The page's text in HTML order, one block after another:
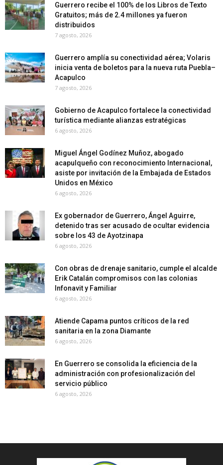
Guerrero recibe el 100% de los Libros de Texto
Gratuitos; más de 2.4 millones ya fueron
distribuidos
7 agosto, 2026
Guerrero amplía su conectividad aérea; Volaris
inicia venta de boletos para la nueva ruta Puebla–
Acapulco
7 agosto, 2026
Gobierno de Acapulco fortalece la conectividad
turística mediante alianzas estratégicas
6 agosto, 2026
Miguel Ángel Godínez Muñoz, abogado
acapulqueño con reconocimiento Internacional,
asiste por invitación de la Embajada de Estados
Unidos en México
6 agosto, 2026
Ex gobernador de Guerrero, Ángel Aguirre,
detenido tras ser acusado de ocultar evidencia
sobre los 43 de Ayotzinapa
6 agosto, 2026
Con obras de drenaje sanitario, cumple el alcalde
Erik Catalán compromisos con las colonias
Infonavit y Familiar
6 agosto, 2026
Atiende Capama puntos críticos de la red
sanitaria en la zona Diamante
6 agosto, 2026
En Guerrero se consolida la eficiencia de la
administración con profesionalización del
servicio público
6 agosto, 2026